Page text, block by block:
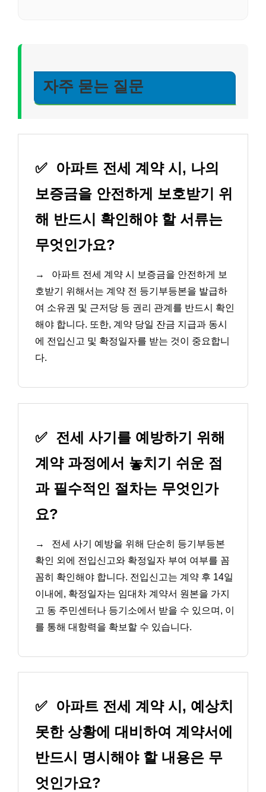
자주 묻는 질문
✅
아파트 전세 계약 시, 나의
보증금을 안전하게 보호받기 위
해 반드시 확인해야 할 서류는
무엇인가요?
→
아파트 전세 계약 시 보증금을 안전하게 보
호받기 위해서는 계약 전 등기부등본을 발급하
여 소유권 및 근저당 등 권리 관계를 반드시 확인
해야 합니다. 또한, 계약 당일 잔금 지급과 동시
에 전입신고 및 확정일자를 받는 것이 중요합니
다.
✅ 전세 사기를 예방하기 위해
계약 과정에서 놓치기 쉬운 점
과 필수적인 절차는 무엇인가
요?
→
전세 사기 예방을 위해 단순히 등기부등본
확인 외에 전입신고와 확정일자 부여 여부를 꼼
꼼히 확인해야 합니다. 전입신고는 계약 후 14일
이내에, 확정일자는 임대차 계약서 원본을 가지
고 동 주민센터나 등기소에서 받을 수 있으며, 이
를 통해 대항력을 확보할 수 있습니다.
✅
아파트 전세 계약 시, 예상치
못한 상황에 대비하여 계약서에
반드시 명시해야 할 내용은 무
엇인가요?